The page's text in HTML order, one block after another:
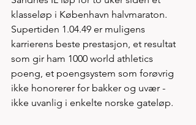
klasseløp i København halvmaraton.
Supertiden 1.04.49 er muligens
karrierens beste prestasjon, et resultat
som gir ham 1000 world athletics
poeng, et poengsystem som forøvrig
ikke honorerer for bakker og uvær -
ikke uvanlig i enkelte norske gateløp.